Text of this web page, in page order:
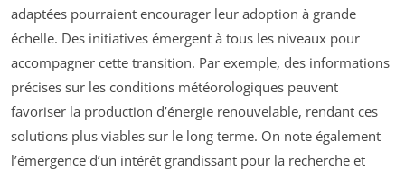
adaptées pourraient encourager leur adoption à grande
échelle. Des initiatives émergent à tous les niveaux pour
accompagner cette transition. Par exemple, des informations
précises sur les conditions météorologiques peuvent
favoriser la production d’énergie renouvelable, rendant ces
solutions plus viables sur le long terme. On note également
l’émergence d’un intérêt grandissant pour la recherche et